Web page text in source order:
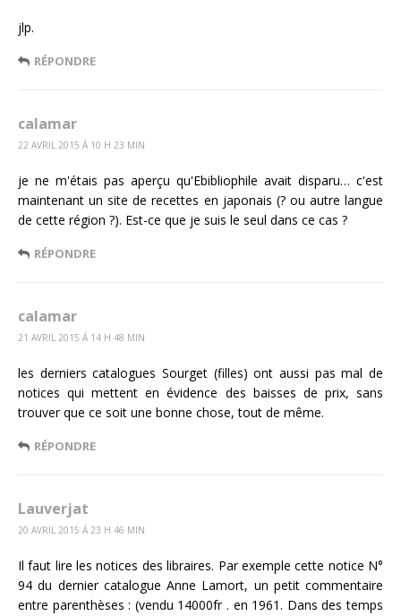
jlp.
RÉPONDRE
calamar
22 AVRIL 2015 Á 10 H 23 MIN
je ne m'étais pas aperçu qu'Ebibliophile avait disparu… c'est
maintenant un site de recettes en japonais (? ou autre langue
de cette région ?). Est-ce que je suis le seul dans ce cas ?
RÉPONDRE
calamar
21 AVRIL 2015 Á 14 H 48 MIN
les derniers catalogues Sourget (filles) ont aussi pas mal de
notices qui mettent en évidence des baisses de prix, sans
trouver que ce soit une bonne chose, tout de même.
RÉPONDRE
Lauverjat
20 AVRIL 2015 Á 23 H 46 MIN
Il faut lire les notices des libraires. Par exemple cette notice N°
94 du dernier catalogue Anne Lamort, un petit commentaire
entre parenthèses : (vendu 14000fr . en 1961. Dans des temps